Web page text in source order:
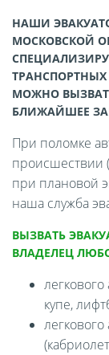
НАШИ
МОСКОВСКОЙ
МОЖНО
БЛИЖАЙШЕЕ
При поломке
происшествии
при плановой
наша служба
ВЫЗВАТЬ
ВЛАДЕЛЕЦ
купе,